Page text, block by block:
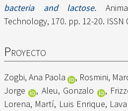
bacteria and lactose.
Technology, 170. pp. 12-20. ISSN
Proyecto
Zogbi, Ana Paola , Rosmini,
Jorge
, Aleu, Gonzalo ,
Lorena, Martí, Luis Enrique,